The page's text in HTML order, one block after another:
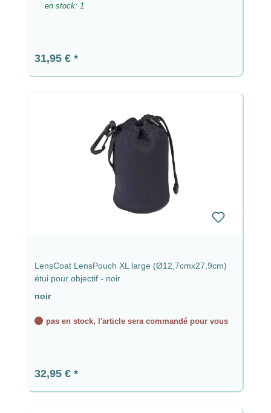
en stock: 1
Prix régulier :
31,95 €
LensCoat LensPouch XL large (Ø12,7cmx27,9cm)
étui pour objectif - noir
noir
pas en stock, l'article sera commandé pour vous
Prix régulier :
32,95 €